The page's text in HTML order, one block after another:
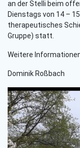
an der Stelli beim
Dienstags von 14 –
therapeutisches
Gruppe) statt.
Weitere
Dominik Roßbach